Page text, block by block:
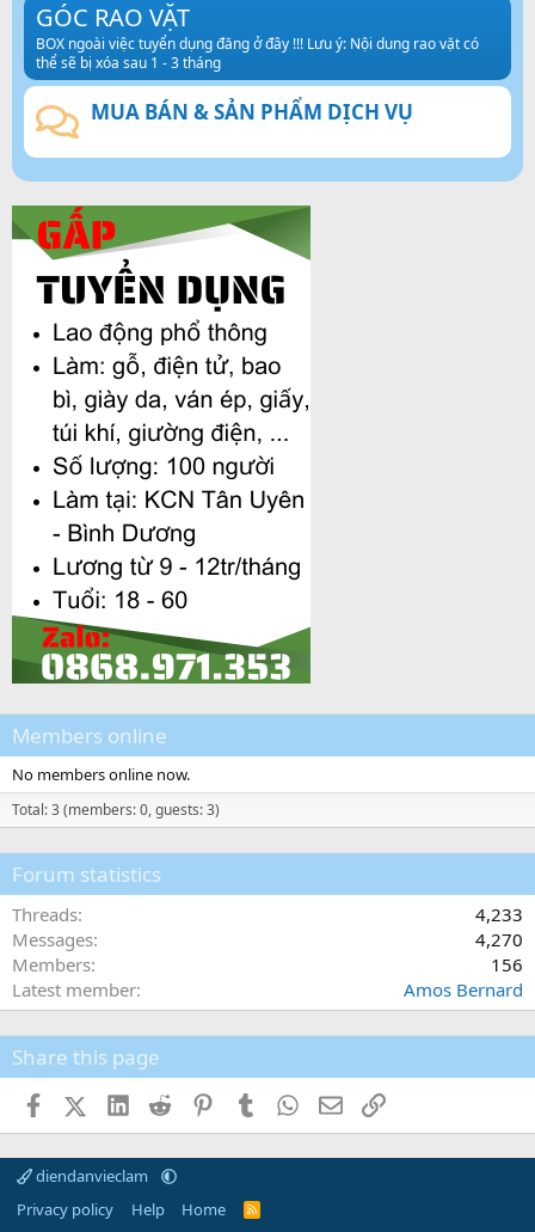
GÓC RAO VẶT
BOX ngoài việc tuyển dụng đăng ở đây !!! Lưu ý: Nội dung rao vặt có
thể sẽ bị xóa sau 1 - 3 tháng
MUA BÁN & SẢN PHẨM DỊCH VỤ
Members online
No members online now.
Total: 3 (members: 0, guests: 3)
Forum statistics
Threads
4,233
Messages
4,270
Members
156
Latest member
Amos Bernard
Share this page
FacebookX (Twitter)
LinkedIn
Reddit PinterestTumblr WhatsApp
EmailLink
diendanvieclam
Privacy policy
Help Home
R